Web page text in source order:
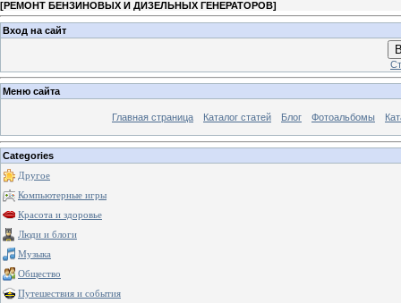
[РЕМОНТ БЕНЗИНОВЫХ И ДИЗЕЛЬНЫХ ГЕНЕРАТОРОВ]
Вход на сайт
Меню сайта
Главная страница Каталог статей Блог Фотоальбомы
Categories
Другое
Компьютерные игры
Красота и здоровье
Люди и блоги
Музыка
Общество
Путешествия и события